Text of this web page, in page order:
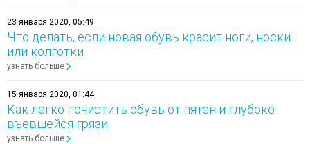
23 января 2020, 05:49
Что делать, если новая обувь красит ноги, носки
или колготки
узнать больше
15 января 2020, 01:44
Как легко почистить обувь от пятен и глубоко
въевшейся грязи
узнать больше